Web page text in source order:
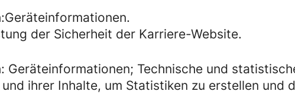
der Sicherheit der Karriere-Website.
Technische und
ihrer Inhalte, um Statistiken zu erstellen und